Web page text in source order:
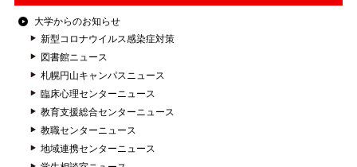
大学からのお知らせ
新型コロナウイルス感染症対策
図書館ニュース
札幌円山キャンパスニュース
臨床心理センターニュース
教育支援総合センターニュース
教職センターニュース
地域連携センターニュース